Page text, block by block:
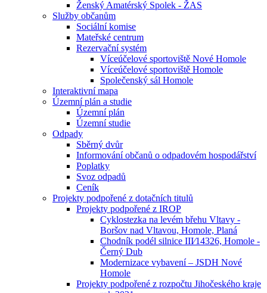
Ženský Amatérský Spolek - ŽAS
Služby občanům
Sociální komise
Mateřské centrum
Rezervační systém
Víceúčelové sportoviště Nové Homole
Víceúčelové sportoviště Homole
Společenský sál Homole
Interaktivní mapa
Územní plán a studie
Územní plán
Územní studie
Odpady
Sběrný dvůr
Informování občanů o odpadovém hospodářství
Poplatky
Svoz odpadů
Ceník
Projekty podpořené z dotačních titulů
Projekty podpořené z IROP
Cyklostezka na levém břehu Vltavy -
Boršov nad Vltavou, Homole, Planá
Chodník podél silnice III⁄14326, Homole -
Černý Dub
Modernizace vybavení – JSDH Nové
Homole
Projekty podpořené z rozpočtu Jihočeského kraje